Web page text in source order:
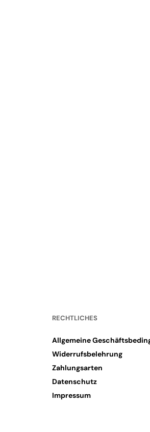
RECHTLICHES
Allgemeine
Widerrufsbelehrung
Zahlungsarten
Datenschutz
Impressum